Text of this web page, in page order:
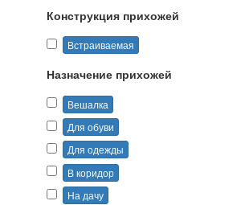
Конструкция прихожей
Встраиваемая
Назначение прихожей
Вешалка
Для обуви
Для одежды
В коридор
На дачу